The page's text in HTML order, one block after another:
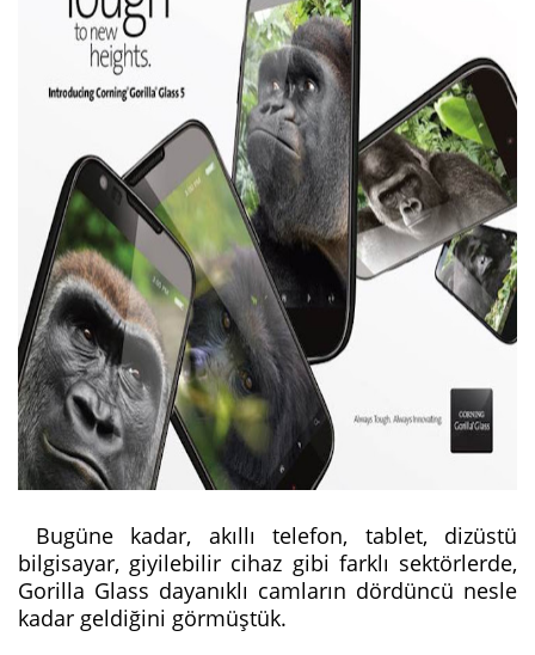
Bugüne kadar, akıllı telefon, tablet, dizüstü
bilgisayar, giyilebilir cihaz gibi farklı sektörlerde,
Gorilla Glass dayanıklı camların dördüncü nesle
kadar geldiğini görmüştük.